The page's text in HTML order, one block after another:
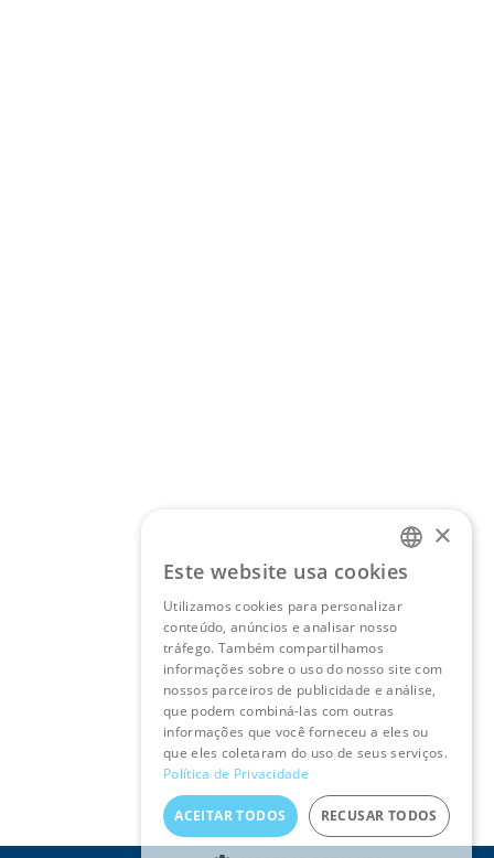
PORTUGUESE
×
Este website usa cookies
Utilizamos cookies para personalizar
conteúdo, anúncios e analisar nosso
tráfego. Também compartilhamos
informações sobre o uso do nosso site com
nossos parceiros de publicidade e análise,
que podem combiná-las com outras
informações que você forneceu a eles ou
que eles coletaram do uso de seus serviços.
Política de Privacidade
ACEITAR TODOS RECUSAR TODOS